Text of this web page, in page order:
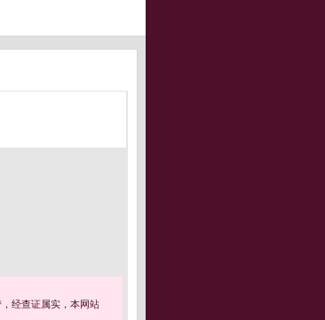
经查证属实，本网站